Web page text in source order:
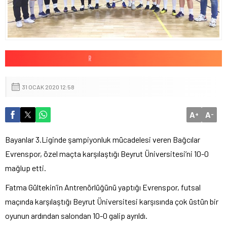
31 OCAK 2020 12:58
A+ A-
Bayanlar 3.Liginde şampiyonluk mücadelesi veren Bağcılar
Evrenspor, özel maçta karşılaştığı Beyrut Üniversitesi’ni 10-0
mağlup etti.
Fatma Gültekin’in Antrenörlüğünü yaptığı Evrenspor, futsal
maçında karşılaştığı Beyrut Üniversitesi karşısında çok üstün bir
oyunun ardından salondan 10-0 galip ayrıldı.